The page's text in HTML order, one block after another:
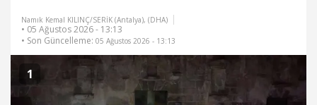
Namık Kemal KILINÇ/SERİK (Antalya), (DHA)
• 05 Ağustos 2026 - 13:13
• Son Güncelleme: 05 Ağustos 2026 - 13:13
1